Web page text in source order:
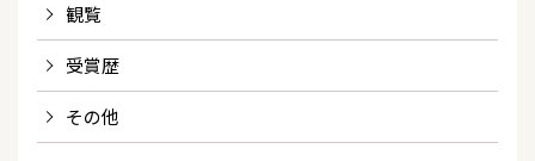
観覧
受賞歴
その他